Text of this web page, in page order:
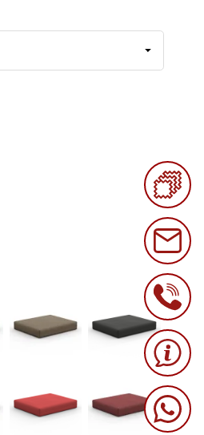
Schwarz - Nr. 6